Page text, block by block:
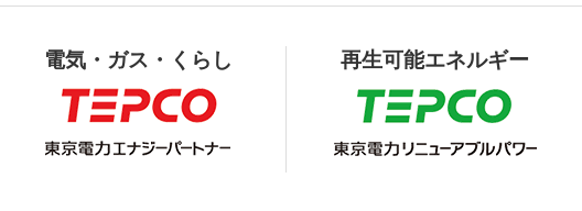
電気・ガス・くらし 再生可能エネルギー